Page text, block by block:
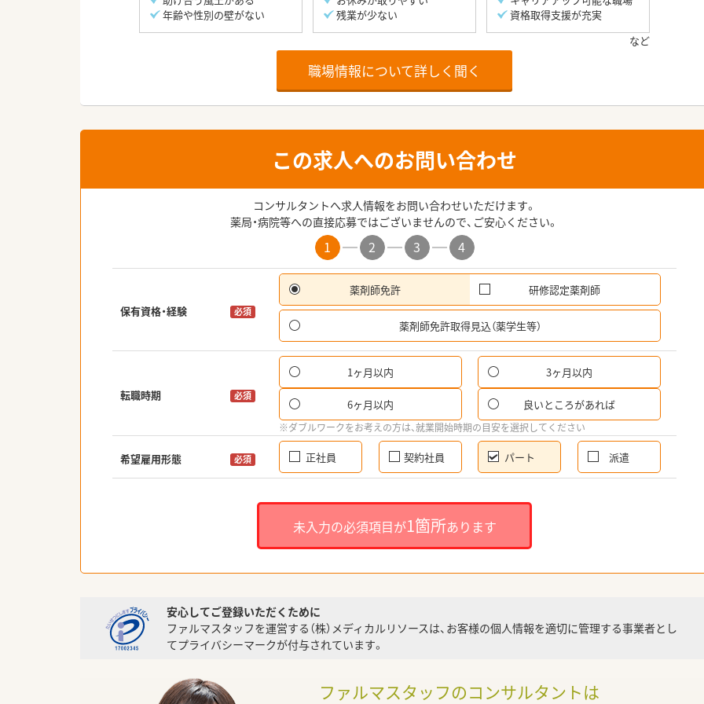
年齢や性別の壁がない
残業が少ない
資格取得支援が充実
職場情報について詳しく聞く
この求人へのお問い合わせ
コンサルタントへ求人情報をお問い合わせいただけます。
薬局・病院等への直接応募ではございませんので、ご安心ください。
1 2 3 4
保有資格・経験 必須
薬剤師免許 研修認定薬剤師
薬剤師免許取得見込（薬学生等）
転職時期 必須
1ヶ月以内 3ヶ月以内
6ヶ月以内 良いところがあれば
※ダブルワークをお考えの方は、就業開始時期の目安を選択してください
希望雇用形態 必須 正社員 契約社員 パート 派遣
未入力の必須項目が1箇所あります
安心してご登録いただくために
ファルマスタッフを運営する（株）メディカルリソースは、お客様の個人情報を適切に管理する事業者とし
てプライバシーマークが付与されています。
ファルマスタッフのコンサルタントは